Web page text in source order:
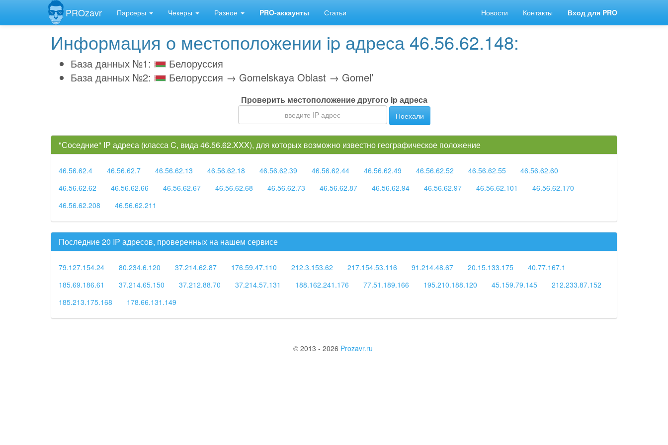
PROzavr Парсеры Чекеры Разное PRO-аккаунты Статьи Новости Контакты Вход для PRO
Информация о местоположении ip адреса 46.56.62.148:
База данных №1:
Белоруссия
База данных №2:
Белоруссия → Gomelskaya Oblast → Gomel’
Проверить местоположение другого ip адреса
Поехали
"Соседние" IP адреса (класса C, вида 46.56.62.XXX), для которых возможно известно географическое положение
46.56.62.4 46.56.62.7 46.56.62.13 46.56.62.18 46.56.62.39 46.56.62.44 46.56.62.49 46.56.62.52 46.56.62.55
46.56.62.60
46.56.62.62
46.56.62.66 46.56.62.67 46.56.62.68 46.56.62.73 46.56.62.87 46.56.62.94 46.56.62.97 46.56.62.101
46.56.62.170
46.56.62.208
46.56.62.211
Последние 20 IP адресов, проверенных на нашем сервисе
79.127.154.24 80.234.6.120 37.214.62.87 176.59.47.110 212.3.153.62 217.154.53.116 91.214.48.67 20.15.133.175
40.77.167.1
185.69.186.61
37.214.65.150 37.212.88.70 37.214.57.131 188.162.241.176 77.51.189.166 195.210.188.120 45.159.79.145
212.233.87.152
185.213.175.168
178.66.131.149
© 2013 - 2026 Prozavr.ru